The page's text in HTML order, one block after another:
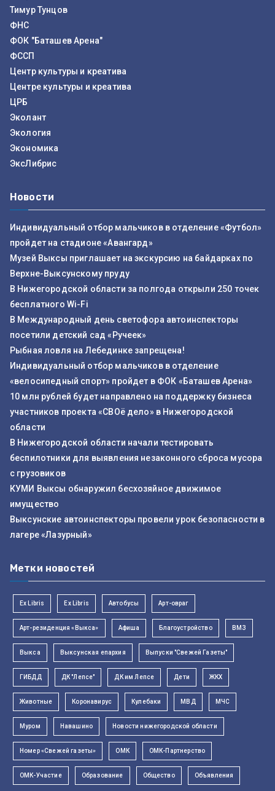
Тимур Тунцов
ФНС
ФОК "Баташев Арена"
ФССП
Центр культуры и креатива
Центре культуры и креатива
ЦРБ
Эколант
Экология
Экономика
ЭксЛибрис
Новости
Индивидуальный отбор мальчиков в отделение «Футбол»
пройдет на стадионе «Авангард»
Музей Выксы приглашает на экскурсию на байдарках по
Верхне-Выксунскому пруду
В Нижегородской области за полгода открыли 250 точек
бесплатного Wi-Fi
В Международный день светофора автоинспекторы
посетили детский сад «Ручеек»
Рыбная ловля на Лебединке запрещена!
Индивидуальный отбор мальчиков в отделение
«велосипедный спорт» пройдет в ФОК «Баташев Арена»
10 млн рублей будет направлено на поддержку бизнеса
участников проекта «СВОё дело» в Нижегородской
области
В Нижегородской области начали тестировать
беспилотники для выявления незаконного сброса мусора
с грузовиков
КУМИ Выксы обнаружил бесхозяйное движимое
имущество
Выксунские автоинспекторы провели урок безопасности в
лагере «Лазурный»
Метки новостей
Ex Libris Ex Libris Автобусы Арт-овраг
Арт-резиденция «Выкса» Афиша Благоустройство ВМЗ
Выкса Выксунская епархия Выпуски "Свежей Газеты"
ГИБДД ДК "Лепсе" ДК им Лепсе Дети ЖКХ
Животные Коронавирус Кулебаки МВД МЧС
Муром Навашино Новости нижегородской области
Номер «Свежей газеты» ОМК ОМК-Партнерство
ОМК-Участие Образование Общество Объявления